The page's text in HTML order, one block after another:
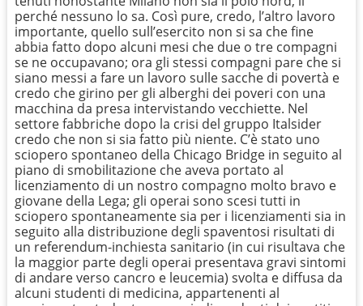
perché nessuno lo sa. Così pure, credo, l’altro lavoro
importante, quello sull’esercito non si sa che fine
abbia fatto dopo alcuni mesi che due o tre compagni
se ne occupavano; ora gli stessi compagni pare che si
siano messi a fare un lavoro sulle sacche di povertà e
credo che girino per gli alberghi dei poveri con una
macchina da presa intervistando vecchiette. Nel
settore fabbriche dopo la crisi del gruppo Italsider
credo che non si sia fatto più niente. C’è stato uno
sciopero spontaneo della Chicago Bridge in seguito al
piano di smobilitazione che aveva portato al
licenziamento di un nostro compagno molto bravo e
giovane della Lega; gli operai sono scesi tutti in
sciopero spontaneamente sia per i licenziamenti sia in
seguito alla distribuzione degli spaventosi risultati di
un referendum-inchiesta sanitario (in cui risultava che
la maggior parte degli operai presentava gravi sintomi
di andare verso cancro e leucemia) svolta e diffusa da
alcuni studenti di medicina, appartenenti al